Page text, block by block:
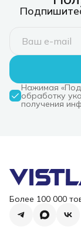
Нажимая
обработку
получения
Более 100 000